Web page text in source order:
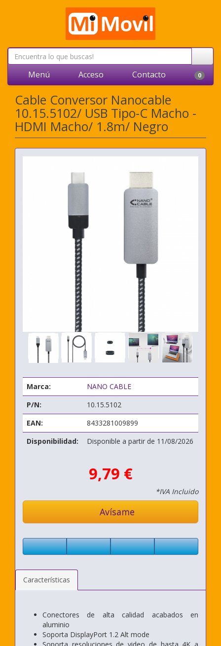
Menú Acceso Contacto 0
Cable Conversor Nanocable
10.15.5102/ USB Tipo-C Macho -
HDMI Macho/ 1.8m/ Negro
Marca:
NANO CABLE
P/N:
10.15.5102
EAN:
8433281009899
Disponibilidad:
Disponible a partir de 11/08/2026
9,79 €
*IVA Incluido
Avísame
Características
Conectores de alta calidad acabados en
aluminio
Soporta DisplayPort 1.2 Alt mode
Soporta resoluciones de video de hasta 4K a